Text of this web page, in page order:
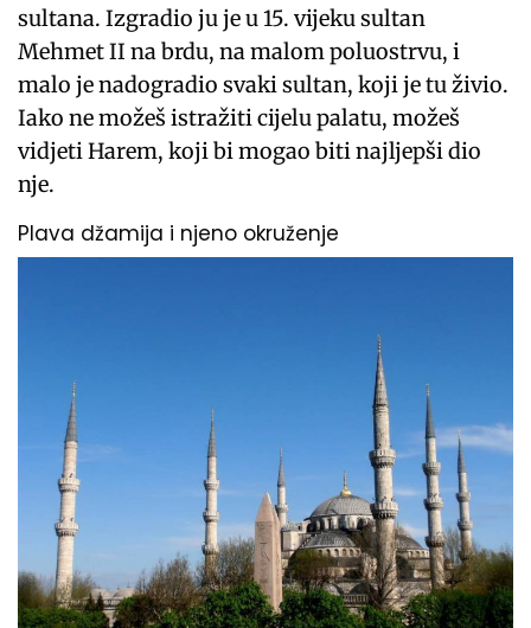
sultana. Izgradio ju je u 15. vijeku sultan
Mehmet II na brdu, na malom poluostrvu, i
malo je nadogradio svaki sultan, koji je tu živio.
Iako ne možeš istražiti cijelu palatu, možeš
vidjeti Harem, koji bi mogao biti najljepši dio
nje.
Plava džamija i njeno okruženje